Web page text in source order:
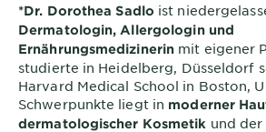
*Dr. Dorothea Sadlo ist
Dermatologin, Allergologin und
Ernährungsmedizinerin mit eigener
studierte in Heidelberg, Düsseldorf
Harvard Medical School in Boston,
Schwerpunkte liegt in moderner
dermatologischer Kosmetik und der